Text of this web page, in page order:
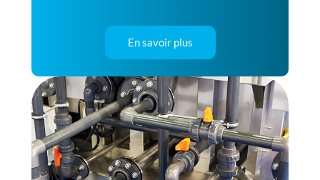
En savoir plus